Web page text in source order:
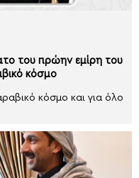
του πρώην εμίρη του
κόσμο
κόσμο και για όλο